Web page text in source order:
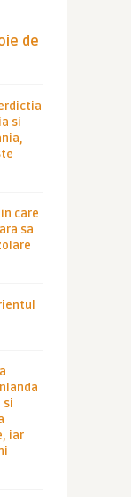
de
si
in care
sa
si
iar